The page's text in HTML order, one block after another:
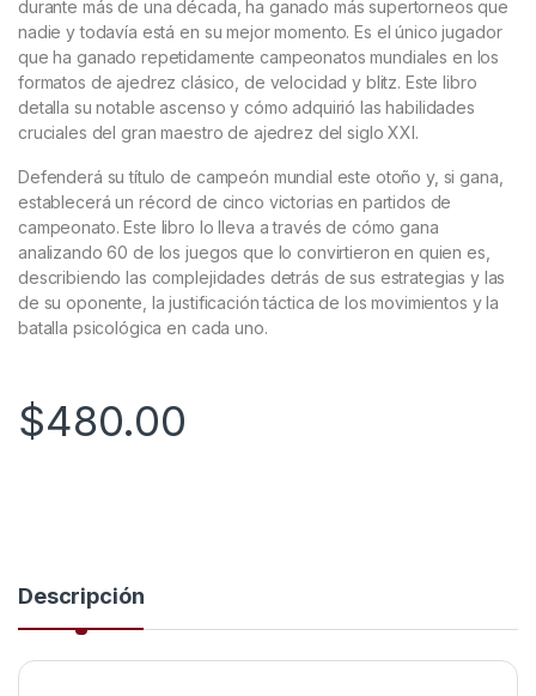
durante más de una década, ha ganado más supertorneos que
nadie y todavía está en su mejor momento. Es el único jugador
que ha ganado repetidamente campeonatos mundiales en los
formatos de ajedrez clásico, de velocidad y blitz. Este libro
detalla su notable ascenso y cómo adquirió las habilidades
cruciales del gran maestro de ajedrez del siglo XXI.
Defenderá su título de campeón mundial este otoño y, si gana,
establecerá un récord de cinco victorias en partidos de
campeonato. Este libro lo lleva a través de cómo gana
analizando 60 de los juegos que lo convirtieron en quien es,
describiendo las complejidades detrás de sus estrategias y las
de su oponente, la justificación táctica de los movimientos y la
batalla psicológica en cada uno.
$480.00
Descripción